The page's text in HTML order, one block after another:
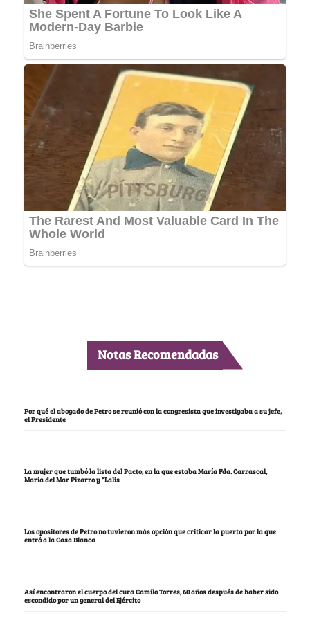
Notas Recomendadas
Por qué el abogado de Petro se reunió con la congresista que investigaba a su jefe,
el Presidente
La mujer que tumbó la lista del Pacto, en la que estaba María Fda. Carrascal,
María del Mar Pizarro y “Lalis
Los opositores de Petro no tuvieron más opción que criticar la puerta por la que
entró a la Casa Blanca
Así encontraron el cuerpo del cura Camilo Torres, 60 años después de haber sido
escondido por un general del Ejército